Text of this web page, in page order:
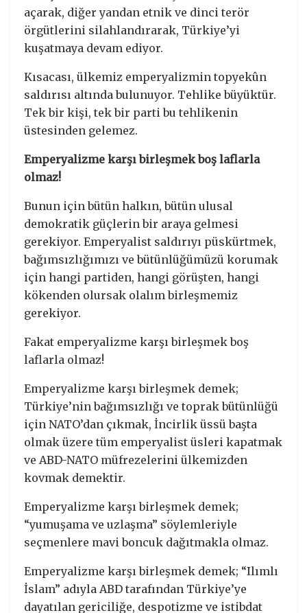
açarak, diğer yandan etnik ve dinci terör
örgütlerini silahlandırarak, Türkiye’yi
kuşatmaya devam ediyor.
Kısacası, ülkemiz emperyalizmin topyekûn
saldırısı altında bulunuyor. Tehlike büyüktür.
Tek bir kişi, tek bir parti bu tehlikenin
üstesinden gelemez.
Emperyalizme karşı birleşmek boş laflarla
olmaz!
Bunun için bütün halkın, bütün ulusal
demokratik güçlerin bir araya gelmesi
gerekiyor. Emperyalist saldırıyı püskürtmek,
bağımsızlığımızı ve bütünlüğümüzü korumak
için hangi partiden, hangi görüşten, hangi
kökenden olursak olalım birleşmemiz
gerekiyor.
Fakat emperyalizme karşı birleşmek boş
laflarla olmaz!
Emperyalizme karşı birleşmek demek;
Türkiye’nin bağımsızlığı ve toprak bütünlüğü
için NATO’dan çıkmak, İncirlik üssü başta
olmak üzere tüm emperyalist üsleri kapatmak
ve ABD-NATO müfrezelerini ülkemizden
kovmak demektir.
Emperyalizme karşı birleşmek demek;
“yumuşama ve uzlaşma” söylemleriyle
seçmenlere mavi boncuk dağıtmakla olmaz.
Emperyalizme karşı birleşmek demek; “Ilımlı
İslam” adıyla ABD tarafından Türkiye’ye
dayatılan gericiliğe, despotizme ve istibdat